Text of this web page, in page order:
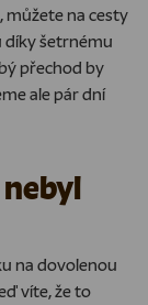
na cesty
díky šetrnému
přechod by
ale pár dní
na dovolenou
víte, že to